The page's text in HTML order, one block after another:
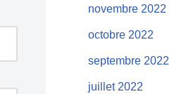
novembre 2022
octobre 2022
septembre 2022
juillet 2022